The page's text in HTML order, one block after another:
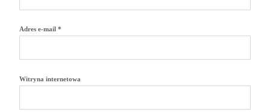
Adres e-mail *
Witryna internetowa